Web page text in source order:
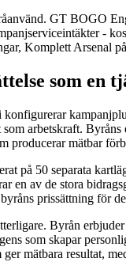
GT BOGO
-
Komplett Arsenal
som en
arbetskraft.
producerar mätbar
på 50 separata
en av de stora
prissättning för
Byrån
som skapar
mätbara resultat,